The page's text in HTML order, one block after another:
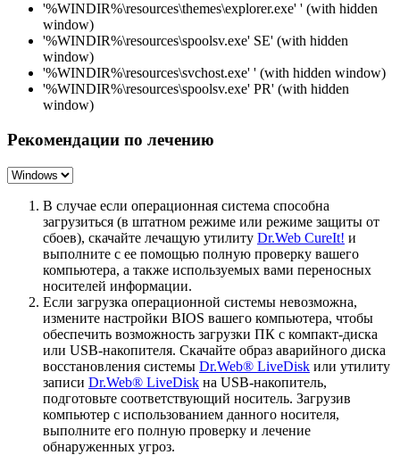
'%WINDIR%\resources\themes\explorer.exe' ' (with hidden
window)
'%WINDIR%\resources\spoolsv.exe' SE' (with hidden
window)
'%WINDIR%\resources\svchost.exe' ' (with hidden window)
'%WINDIR%\resources\spoolsv.exe' PR' (with hidden
window)
Рекомендации по лечению
В случае если операционная система способна
загрузиться (в штатном режиме или режиме защиты от
сбоев), скачайте лечащую утилиту Dr.Web CureIt! и
выполните с ее помощью полную проверку вашего
компьютера, а также используемых вами переносных
носителей информации.
Если загрузка операционной системы невозможна,
измените настройки BIOS вашего компьютера, чтобы
обеспечить возможность загрузки ПК с компакт-диска
или USB-накопителя. Скачайте образ аварийного диска
восстановления системы Dr.Web® LiveDisk или утилиту
записи Dr.Web® LiveDisk на USB-накопитель,
подготовьте соответствующий носитель. Загрузив
компьютер с использованием данного носителя,
выполните его полную проверку и лечение
обнаруженных угроз.